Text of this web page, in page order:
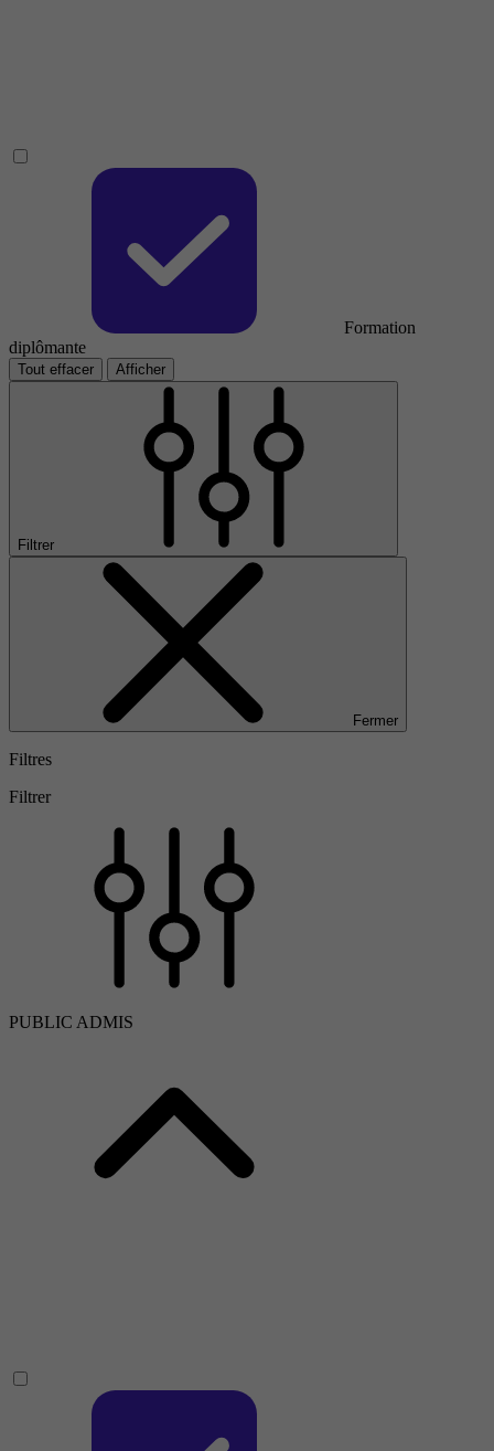
Formation
diplômante
Tout effacer Afficher
Filtrer
Fermer
Filtres
Filtrer
PUBLIC ADMIS